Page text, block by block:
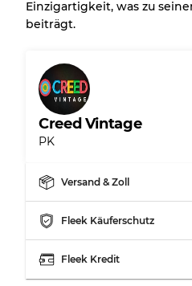
Note C
Aufteilung für
Note BC
Note ABC
Einzigartigkeit, was zu
beiträgt.
Creed Vintage
PK
Versand & Zoll
Fleek Käuferschutz
Fleek Kredit